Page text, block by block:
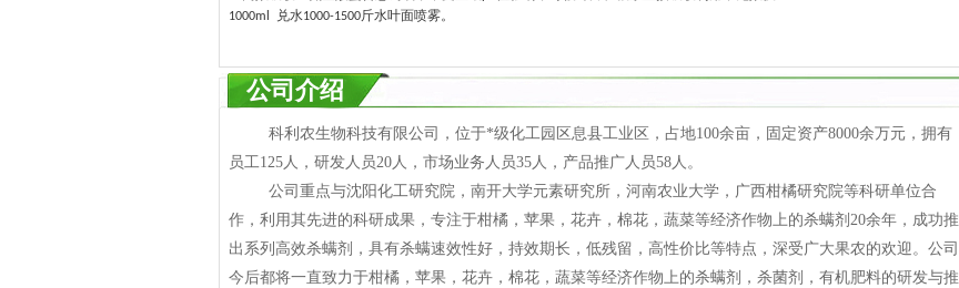
1000ml
兑水1000-1500斤水叶面喷雾。
公司介绍
科利农生物科技有限公司，位于*级化工园区息县工业区，占地100余亩，固定资产8000余万元，拥有
员工125人，研发人员20人，市场业务人员35人，产品推广人员58人。
公司重点与沈阳化工研究院，南开大学元素研究所，河南农业大学，广西柑橘研究院等科研单位合
作，利用其先进的科研成果，专注于柑橘，苹果，花卉，棉花，蔬菜等经济作物上的杀螨剂20余年，成功推
出系列高效杀螨剂，具有杀螨速效性好，持效期长，低残留，高性价比等特点，深受广大果农的欢迎。公司
今后都将一直致力于柑橘，苹果，花卉，棉花，蔬菜等经济作物上的杀螨剂，杀菌剂，有机肥料的研发与推